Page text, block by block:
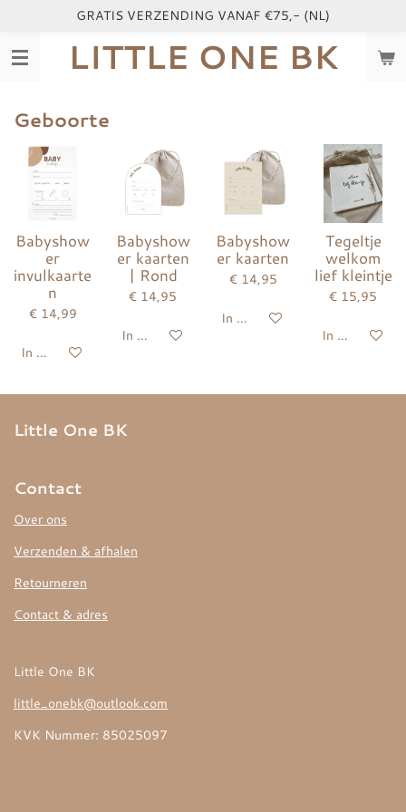
naar
LITTLE ONE BK
GRATIS VERZENDING VANAF €75,- (NL)
Geboorte
Babyshow
er
invulkaarte
n
€ 14,99
In winkelwagen
Babyshow
er kaarten
| Rond
€ 14,95
In winkelwagen
Babyshow
er kaarten
€ 14,95
In winkelwagen
Tegeltje
welkom
lief kleintje
€ 15,95
In
Little One BK
Contact
Over ons
Verzenden & afhalen
Retourneren
Contact & adres
Little One BK
little_onebk@outlook.com
KVK Nummer: 85025097